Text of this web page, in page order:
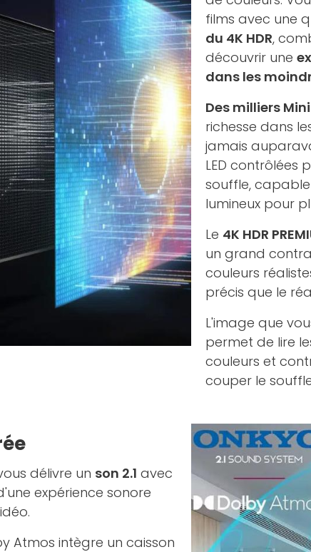
films avec une
du 4K HDR,
découvrir une
dans les
Des milliers
richesse dans
jamais
LED contrôlées
souffle,
lumineux pour
Le 4K HDR
un grand
couleurs
précis que le
L'image que
permet de lire
couleurs et
couper le
délivre un son 2.1 avec
expérience sonore
Atmos intègre un caisson